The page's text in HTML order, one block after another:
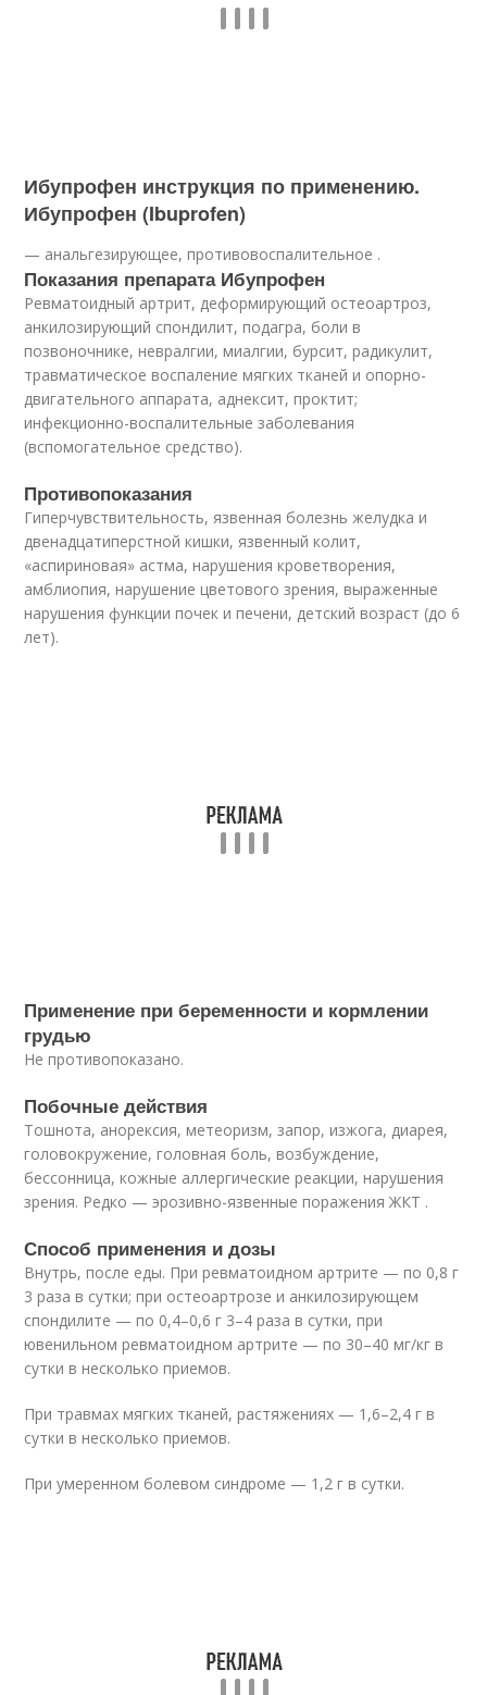
Ибупрофен инструкция по применению.
Ибупрофен (Ibuprofen)
— анальгезирующее, противовоспалительное .
Показания препарата Ибупрофен
Ревматоидный артрит, деформирующий остеоартроз,
анкилозирующий спондилит, подагра, боли в
позвоночнике, невралгии, миалгии, бурсит, радикулит,
травматическое воспаление мягких тканей и опорно-
двигательного аппарата, аднексит, проктит;
инфекционно-воспалительные заболевания
(вспомогательное средство).
Противопоказания
Гиперчувствительность, язвенная болезнь желудка и
двенадцатиперстной кишки, язвенный колит,
«аспириновая» астма, нарушения кроветворения,
амблиопия, нарушение цветового зрения, выраженные
нарушения функции почек и печени, детский возраст (до 6
лет).
Применение при беременности и кормлении
грудью
Не противопоказано.
Побочные действия
Тошнота, анорексия, метеоризм, запор, изжога, диарея,
головокружение, головная боль, возбуждение,
бессонница, кожные аллергические реакции, нарушения
зрения. Редко — эрозивно-язвенные поражения ЖКТ .
Способ применения и дозы
Внутрь, после еды. При ревматоидном артрите — по 0,8 г
3 раза в сутки; при остеоартрозе и анкилозирующем
спондилите — по 0,4–0,6 г 3–4 раза в сутки, при
ювенильном ревматоидном артрите — по 30–40 мг/кг в
сутки в несколько приемов.
При травмах мягких тканей, растяжениях — 1,6–2,4 г в
сутки в несколько приемов.
При умеренном болевом синдроме — 1,2 г в сутки.